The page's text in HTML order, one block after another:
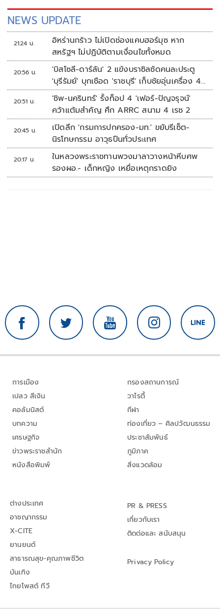
NEWS UPDATE
21:24 น.
อิหร่านกร้าว ไม่เปิดช่องแคบฮอร์มุซ หาก
สหรัฐฯ ไม่ปฏิบัติตามเงื่อนไขทั้งหมด
20:56 น.
'บิสโซลี-ดาร์ลัน' 2 แข้งบราซิลซัดคนละประตู
'บุรีรัมย์' บุกเชือด 'ราชบุรี' เก็บชัยอุ่นเครื่อง 4
นัดรวด
20:51 น.
'ชิพ-นครินทร์' รั้งท็อป 4 'เฟอร์-ปัญจรุจน์'
คว้าแต้มสำคัญ ศึก ARRC สนาม 4 เรซ 2
20:45 น.
เปิดลึก 'กรมการปกครอง-มท.' ขยับรีเซ็ต-
นิรโทษกรรม อาวุธปืนทั่วประเทศ
20:17 น.
ในหลวงพระราชทานพวงมาลาวางหน้าหีบศพ
รองผอ.- เด็กหญิง เหยื่อเหตุกราดยิง
การเมือง
เปลว สีเงิน
คอลัมนิสต์
บทความ
เศรษฐกิจ
ข่าวพระราชสำนัก
หนังสือพิมพ์
กรองสถานการณ์
วาไรตี้
กีฬา
ท่องเที่ยว – ศิลปวัฒนธรรม
ประชาสัมพันธ์
ภูมิภาค
สิ่งแวดล้อม
ต่างประเทศ
อาชญากรรม
X-CITE
ยานยนต์
สาธารณสุข-คุณภาพชีวิต
บันเทิง
ไทยโพสต์ ทีวี
PR & PRESS
เกี่ยวกับเรา
ติดต่อและ สนับสนุน
Privacy Policy